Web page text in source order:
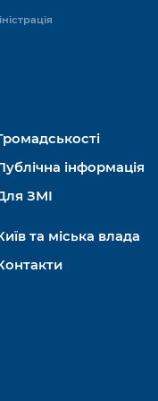
інформація
ЗМІ
та міська влада